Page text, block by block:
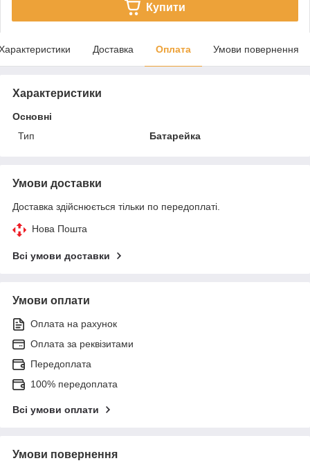
Купити
Доставка Оплата Умови повернення
Характеристики
Основні
Тип
Батарейка
Умови доставки
Доставка здійснюється тільки по передоплаті.
Нова Пошта
Всі умови доставки
Умови оплати
Оплата на рахунок
Оплата за реквізитами
Передоплата
100% передоплата
Всі умови оплати
Умови повернення